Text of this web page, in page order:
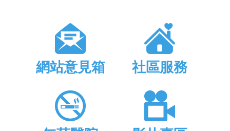
網站意見箱 社區服務